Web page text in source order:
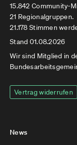
15.842 Community-
21 Regionalgruppen.
21.178 Stimmen
Stand 01.08.2026
Wir sind Mitglied in
Vertrag widerrufen
News